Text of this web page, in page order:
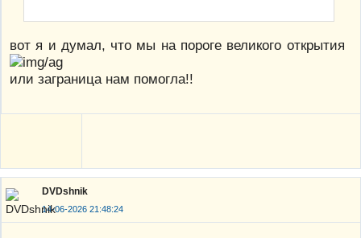
вот я и думал, что мы на пороге великого открытия
или заграница нам помогла!!
DVDshnik
14-06-2026 21:48:24